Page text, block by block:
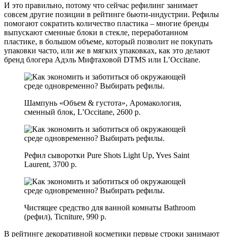
И это правильно, потому что сейчас рефилинг занимает
совсем другие позиции в рейтинге бьюти-индустрии. Рефилы
помогают сократить количество пластика – многие бренды
выпускают сменные блоки в стекле, переработанном
пластике, в большом объеме, который позволит не покупать
упаковки часто, или же в мягких упаковках, как это делают
бренд блогера Адэль Мифтаховой DTMS или L’Occitane.
Шампунь «Объем & густота», Аромакология,
сменный блок, L’Occitane, 2600 р.
Рефил сыворотки Pure Shots Light Up, Yves Saint
Laurent, 3700 р.
Чистящее средство для ванной комнаты Bathroom
(рефил), Ticniture, 990 р.
В рейтинге декоративной косметики первые строки занимают